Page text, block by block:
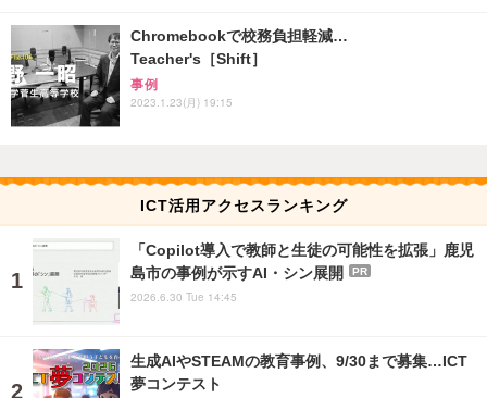
Chromebookで校務負担軽減…
Teacher's［Shift］
事例
2023.1.23(月) 19:15
ICT活用アクセスランキング
「Copilot導入で教師と生徒の可能性を拡張」鹿児
島市の事例が示すAI・シン展開
PR
2026.6.30 Tue 14:45
生成AIやSTEAMの教育事例、9/30まで募集…ICT
夢コンテスト